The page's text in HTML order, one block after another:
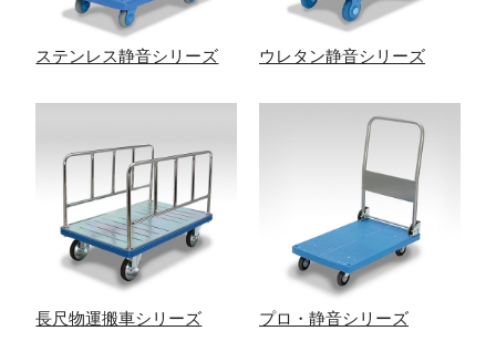
ステンレス静音シリーズ ウレタン静音シリーズ
長尺物運搬車シリーズ プロ・静音シリーズ